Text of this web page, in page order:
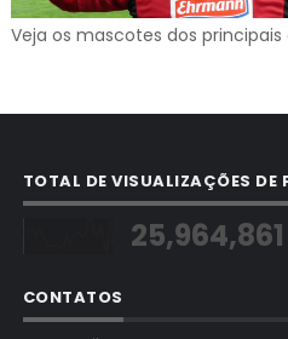
Veja os mascotes dos
TOTAL DE VISUALIZAÇÕES DE
25,964,861
CONTATOS